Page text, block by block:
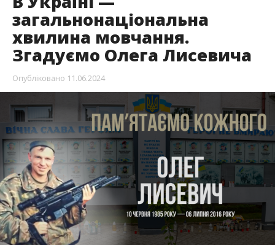
загальнонаціональна
хвилина мовчання.
Згадуємо Олега Лисевича
Опубліковано 11.06.2024